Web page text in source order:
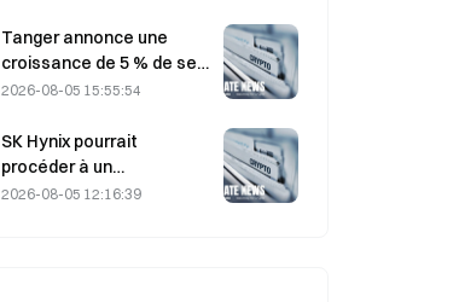
Hash
Tanger annonce une
croissance de 5 % de ses
ventes, portée par le
monde en juin-juillet
2026-08-05 15:55:54
SK Hynix pourrait
procéder à un
fractionnement de ses
2026-08-05 12:16:39